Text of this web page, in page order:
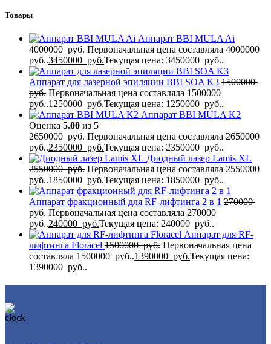
Товары
Аппарат BBI MULA Ai
4000000руб. Первоначальная цена составляла 4000000
руб..3450000 руб.Текущая цена: 3450000 руб..
Аппарат для лазерной эпиляции BBI SOA K3 1500000
руб. Первоначальная цена составляла 1500000
руб..1250000 руб.Текущая цена: 1250000 руб..
Аппарат BBI MULA K2
Оценка 5.00 из 5
2650000руб. Первоначальная цена составляла 2650000
руб..2350000 руб.Текущая цена: 2350000 руб..
Диодный лазер Lamis XL
2550000руб. Первоначальная цена составляла 2550000
руб..1850000 руб.Текущая цена: 1850000 руб..
Аппарат фракционный для RF-лифтинга 2 в 1 270000
руб. Первоначальная цена составляла 270000
руб..240000 руб.Текущая цена: 240000 руб..
Аппарат для RF-
лифтинга Flоrасеl 1500000руб. Первоначальная цена
составляла 1500000 руб..1390000 руб.Текущая цена:
1390000 руб..